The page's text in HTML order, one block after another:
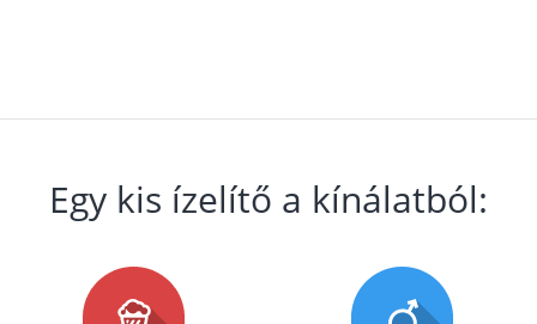
Egy kis ízelítő a kínálatból: